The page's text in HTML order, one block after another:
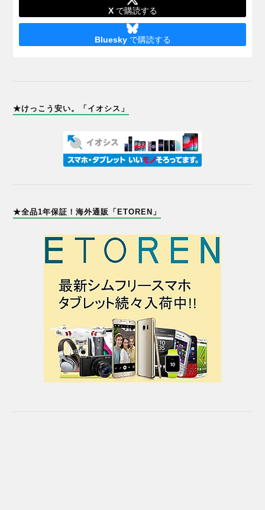
Xで購読する
Blueskyで購読する
★けっこう安い。「イオシス」
★全品1年保証！海外通販「ETOREN」